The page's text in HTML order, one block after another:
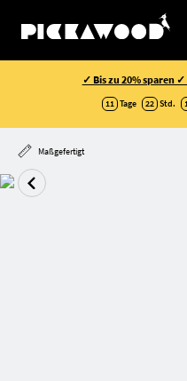
✓ Bis zu 20% sparen
11 Tage 22 Std.
Maßgefertigt